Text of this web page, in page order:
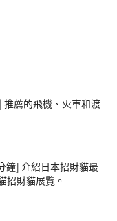
推薦的飛機、火車和渡
鐘] 介紹日本招財貓最
招財貓展覽。